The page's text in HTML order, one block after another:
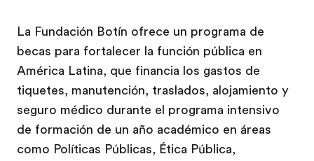
La Fundación Botín ofrece un programa de
becas para fortalecer la función pública en
América Latina, que financia los gastos de
tiquetes, manutención, traslados, alojamiento y
seguro médico durante el programa intensivo
de formación de un año académico en áreas
como Políticas Públicas, Ética Pública,